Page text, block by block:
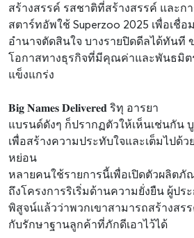
สร้างสรรค์ รสชาติที่สร้างสรรค์ และก
สตาร์ทอัพใช้ Superzoo 2025 เพื่อเชื่
อำนาจตัดสินใจ บางรายปิดดีลได้ทันที
โอกาสทางธุรกิจที่มีคุณค่าและพันธมิ
แข็งแกร่ง
𝐁𝐢𝐠 𝐍𝐚𝐦𝐞𝐬 𝐃𝐞𝐥𝐢𝐯𝐞𝐫𝐞𝐝 ริทุ อารยา
แบรนด์ดังๆ ก็ปรากฏตัวให้เห็นเช่นกัน
เพื่อสร้างความประทับใจและเต็มไปด้
หย่อน
หลายคนใช้รายการนี้เพื่อเปิดตัวผลิตภั
ถึงโครงการริเริ่มด้านความยั่งยืน ผู้ปร
พิสูจน์แล้วว่าพวกเขาสามารถสร้างสร
กับรักษาฐานลูกค้าที่ภักดีเอาไว้ได้